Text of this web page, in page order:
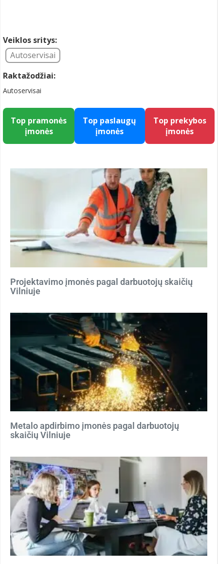
Veiklos sritys:
Autoservisai
Raktažodžiai:
Autoservisai
Top pramonės
įmonės
Top paslaugų
įmonės
Top prekybos
įmonės
Projektavimo įmonės pagal darbuotojų skaičių
Vilniuje
Metalo apdirbimo įmonės pagal darbuotojų
skaičių Vilniuje